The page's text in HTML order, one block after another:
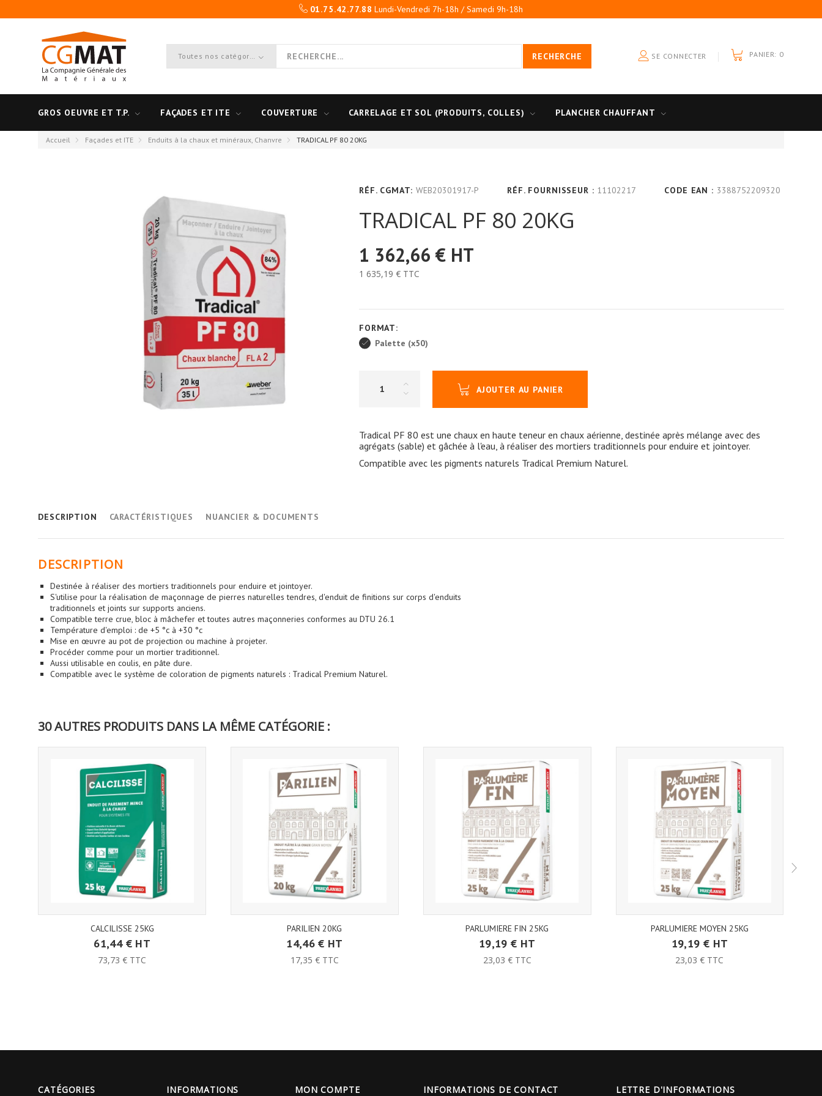
01.75.42.77.88 Lundi-Vendredi 7h-18h / Samedi 9h-18h
Toutes nos catégories RECHERCHE SE CONNECTER PANIER: 0
GROS OEUVRE ET T.P. FAÇADES ET ITE COUVERTURE CARRELAGE ET SOL (PRODUITS, COLLES) PLANCHER CHAUFFANT
Accueil Façades et ITE Enduits à la chaux et minéraux, Chanvre TRADICAL PF 80 20KG
RÉF. CGMAT: WEB20301917-P RÉF. FOURNISSEUR : 11102217 CODE EAN : 3388752209320
TRADICAL PF 80 20KG
1 362,66 € HT
1 635,19 € TTC
FORMAT:
Palette (x50)
AJOUTER AU PANIER
Tradical PF 80 est une chaux en haute teneur en chaux aérienne, destinée après mélange avec des
agrégats (sable) et gâchée à l'eau, à réaliser des mortiers traditionnels pour enduire et jointoyer.
Compatible avec les pigments naturels Tradical Premium Naturel.
DESCRIPTION CARACTÉRISTIQUES NUANCIER & DOCUMENTS
DESCRIPTION
Destinée à réaliser des mortiers traditionnels pour enduire et jointoyer.
S'utilise pour la réalisation de maçonnage de pierres naturelles tendres, d'enduit de finitions sur corps d'enduits
traditionnels et joints sur supports anciens.
Compatible terre crue, bloc à mâchefer et toutes autres maçonneries conformes au DTU 26.1
Température d'emploi : de +5 °c à +30 °c
Mise en œuvre au pot de projection ou machine à projeter.
Procéder comme pour un mortier traditionnel.
Aussi utilisable en coulis, en pâte dure.
Compatible avec le système de coloration de pigments naturels : Tradical Premium Naturel.
30 AUTRES PRODUITS DANS LA MÊME CATÉGORIE :
CALCILISSE 25KG
61,44 € HT
73,73 € TTC
PARILIEN 20KG
14,46 € HT
17,35 € TTC
PARLUMIERE FIN 25KG
19,19 € HT
23,03 € TTC
PARLUMIERE MOYEN 25KG
19,19 € HT
23,03 € TTC
CATÉGORIES INFORMATIONS MON COMPTE INFORMATIONS DE CONTACT LETTRE D'INFORMATIONS